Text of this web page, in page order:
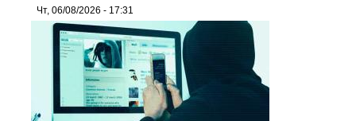
Чт, 06/08/2026 - 17:31